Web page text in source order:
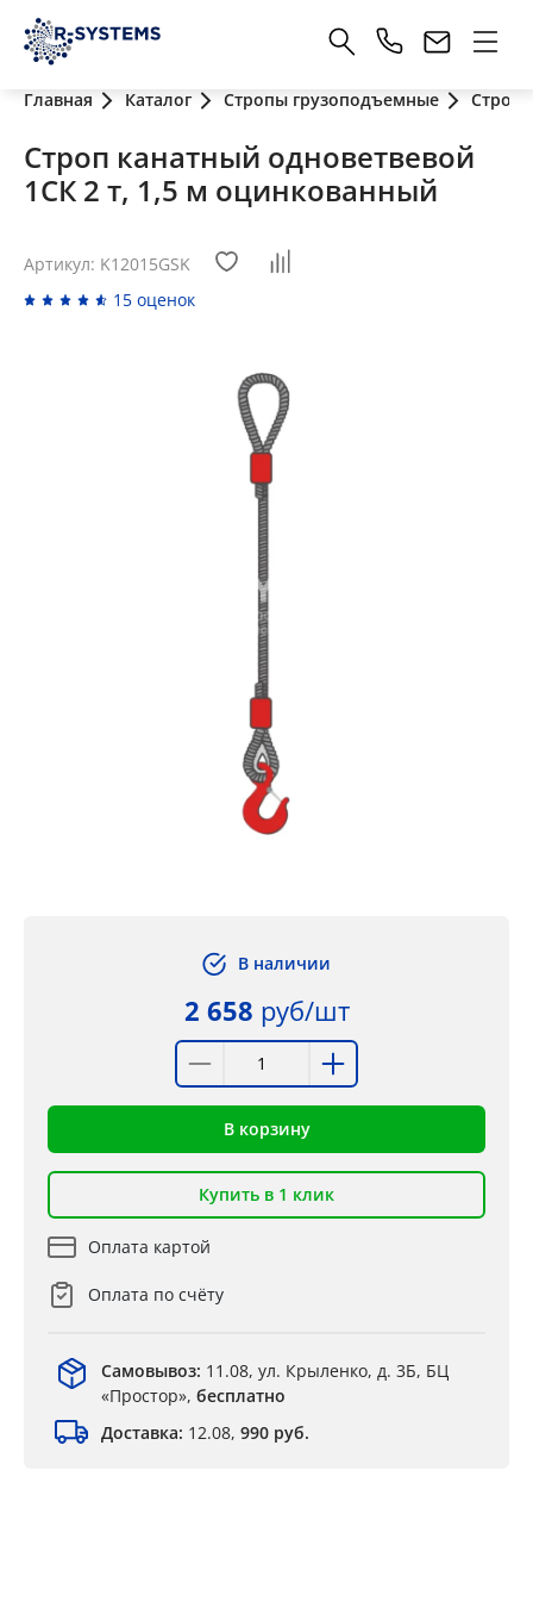
Главная Каталог Стропы грузоподъемные
Строп канатный одноветвевой
1СК 2 т, 1,5 м оцинкованный
Артикул: K12015GSK
15 оценок
В наличии
2 658 руб/шт
В корзину
Купить в 1 клик
Оплата картой
Оплата по счёту
Самовывоз: 11.08, ул. Крыленко, д. 3Б, БЦ
«Простор», бесплатно
Доставка: 12.08, 990 руб.